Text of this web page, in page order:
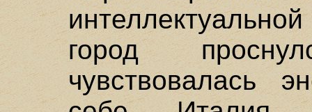
город
чувствовалась